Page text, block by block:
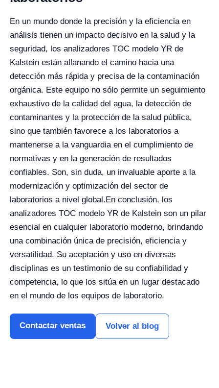
En un mundo donde la precisión y la eficiencia en
análisis tienen un impacto decisivo en la salud y la
seguridad, los analizadores TOC modelo YR de
Kalstein están allanando el camino hacia una
detección más rápida y precisa de la contaminación
orgánica. Este equipo no sólo permite un seguimiento
exhaustivo de la calidad del agua, la detección de
contaminantes y la protección de la salud pública,
sino que también favorece a los laboratorios a
mantenerse a la vanguardia en el cumplimiento de
normativas y en la generación de resultados
confiables. Son, sin duda, un invaluable aporte a la
modernización y optimización del sector de
laboratorios a nivel global. En conclusión, los
analizadores TOC modelo YR de Kalstein son un pilar
esencial en cualquier laboratorio moderno, brindando
una combinación única de precisión, eficiencia y
versatilidad. Su aceptación y uso en diversas
disciplinas es un testimonio de su confiabilidad y
competencia, lo que los sitúa en un lugar destacado
en el mundo de los equipos de laboratorio.
Contactar ventas Volver al blog